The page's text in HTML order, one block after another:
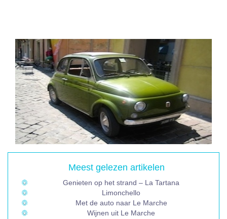
Meest gelezen artikelen
Genieten op het strand – La Tartana
Limonchello
Met de auto naar Le Marche
Wijnen uit Le Marche